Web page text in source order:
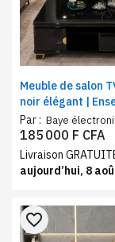
Meuble de salon
noir élégant |
table téléviseur +
basse assortie
Par : Baye
185 000 F CFA
Livraison
aujourd’hui, 8
favorite_border